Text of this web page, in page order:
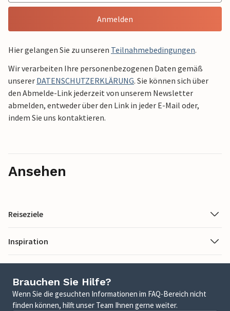
Anmelden
Hier gelangen Sie zu unseren Teilnahmebedingungen.
Wir verarbeiten Ihre personenbezogenen Daten gemäß
unserer DATENSCHUTZERKLÄRUNG. Sie können sich über
den Abmelde-Link jederzeit von unserem Newsletter
abmelden, entweder über den Link in jeder E-Mail oder,
indem Sie uns kontaktieren.
Ansehen
Reiseziele
Inspiration
Brauchen Sie Hilfe?
Wenn Sie die gesuchten Informationen im FAQ-Bereich nicht
finden können, hilft unser Team Ihnen gerne weiter.